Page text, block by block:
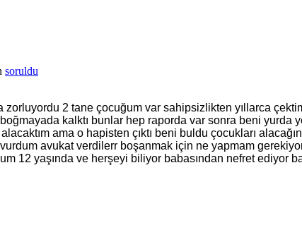
soruldu
zorluyordu 2 tane çocuğum var sahipsizlikten yıllarca
kalktı bunlar hep raporda var sonra beni
ama o hapisten çıktı beni buldu çocukları
avukat verdilerr boşanmak için ne yapmam
12 yaşında ve herşeyi biliyor babasından nefret ediyor